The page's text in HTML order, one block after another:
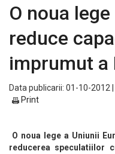
O noua
reduce
imprumut a
Data publicarii: 01-10-2012 |
Print
O noua lege a Uniunii
reducerea speculatiilor